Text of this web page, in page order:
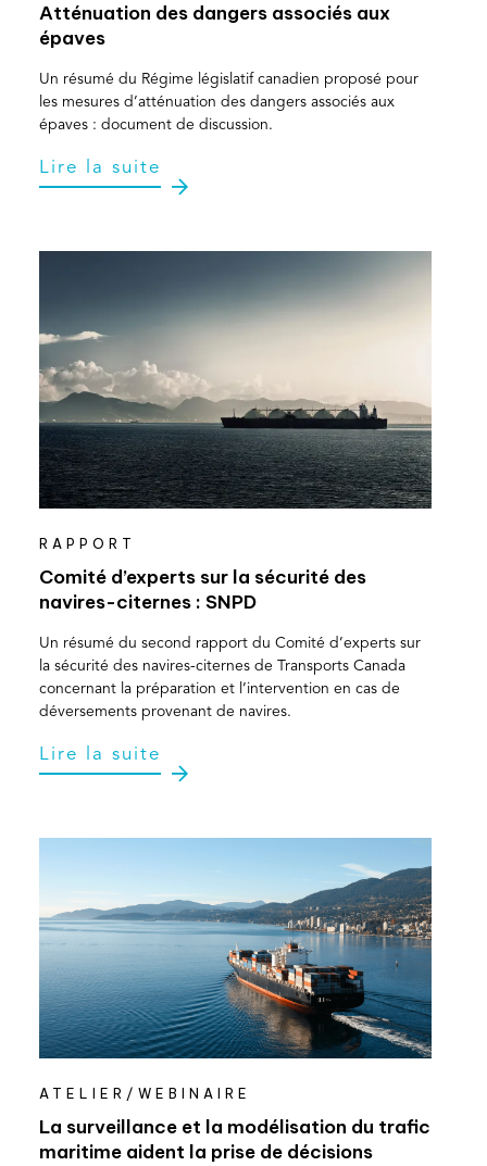
Atténuation des dangers associés aux
épaves
Un résumé du Régime législatif canadien proposé pour
les mesures d’atténuation des dangers associés aux
épaves : document de discussion.
Lire la suite
RAPPORT
Comité d’experts sur la sécurité des
navires-citernes : SNPD
Un résumé du second rapport du Comité d’experts sur
la sécurité des navires-citernes de Transports Canada
concernant la préparation et l’intervention en cas de
déversements provenant de navires.
Lire la suite
ATELIER/WEBINAIRE
La surveillance et la modélisation du trafic
maritime aident la prise de décisions